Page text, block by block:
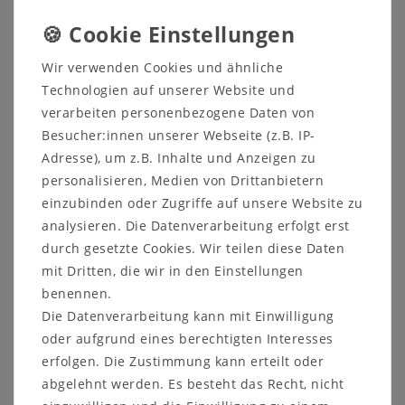
Sicher
einkaufen
Schneller
Versand
Kostenlose
Beratung
05321 68599-0
Beschreibung
Prospekte
Produktsicherheit
Produktbewertung
Wir verwenden Cookies und ähnliche
Technologien auf unserer Website und
verarbeiten personenbezogene Daten von
Besucher:innen unserer Webseite (z.B. IP-
Adresse), um z.B. Inhalte und Anzeigen zu
personalisieren, Medien von Drittanbietern
einzubinden oder Zugriffe auf unsere Website zu
analysieren. Die Datenverarbeitung erfolgt erst
durch gesetzte Cookies. Wir teilen diese Daten
mit Dritten, die wir in den Einstellungen
benennen.
Die Datenverarbeitung kann mit Einwilligung
oder aufgrund eines berechtigten Interesses
erfolgen. Die Zustimmung kann erteilt oder
abgelehnt werden. Es besteht das Recht, nicht